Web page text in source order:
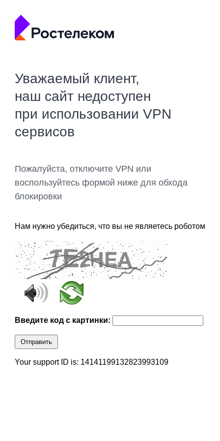
Уважаемый клиент,
наш сайт недоступен
при использовании VPN
сервисов
Пожалуйста, отключите VPN или
воспользуйтесь формой ниже для обхода
блокировки
Нам нужно убедиться, что вы не являетесь роботом
Введите код с картинки:
Отправить
Your support ID is: 14141199132823993109